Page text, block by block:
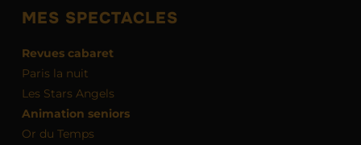
MES SPECTACLES
Revues cabaret
Paris la nuit
Les Stars Angels
Animation seniors
Or du Temps